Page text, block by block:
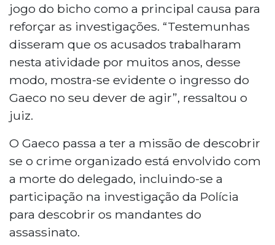
jogo do bicho como a principal causa para
reforçar as investigações. “Testemunhas
disseram que os acusados trabalharam
nesta atividade por muitos anos, desse
modo, mostra-se evidente o ingresso do
Gaeco no seu dever de agir”, ressaltou o
juiz.
O Gaeco passa a ter a missão de descobrir
se o crime organizado está envolvido com
a morte do delegado, incluindo-se a
participação na investigação da Polícia
para descobrir os mandantes do
assassinato.